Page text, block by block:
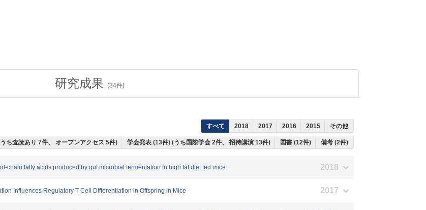
研究成果 (34件)
すべて 2018 2017 2016 2015 その他
ち査読あり 7件、 オープンアクセス 5件) 学会発表 (13件) (うち国際学会 2件、 招待講演 13件) 図書 (12件) 備考 (2件)
chain fatty acids produced by gut microbial fermentation in high fat diet fed mice. 2018
Influences Regulatory T Cell Differentiation in Offspring in Mice 2017